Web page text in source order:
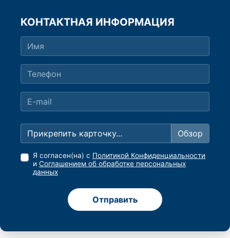
КОНТАКТНАЯ ИНФОРМАЦИЯ
Прикрепить карточку...
Я согласен(на) с Политикой Конфиденциальности
и Соглашением об обработке персональных
данных
Отправить